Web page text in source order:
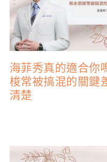
海菲秀真的適合你
梭常被搞混的關鍵
清楚